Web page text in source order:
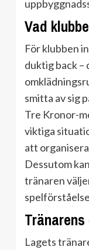
Vad
För klubben
duktig back –
smitta av sig
Tre Kronor-
viktiga
att
Dessutom
tränaren
Lagets